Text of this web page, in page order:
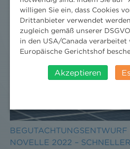
NOVELLE 2022 –
willigen Sie ein, dass Cookies
Drittanbieter verwendet
zugleich gemäß unserer
in den USA/Canada verarbeitet
Europäische Gerichtshof
insbesondere das Risiko, dass
Behörden, zu Kontroll- und zu
Überwachungszwecken,
werden können. Zudem finden
Einwilligung widerrufen und
Weitere Infomationen finden
Akzeptieren